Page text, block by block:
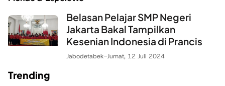
Belasan Pelajar SMP Negeri
Jakarta Bakal Tampilkan
Kesenian Indonesia di Prancis
Jabodetabek-Jumat, 12 Juli 2024
Trending